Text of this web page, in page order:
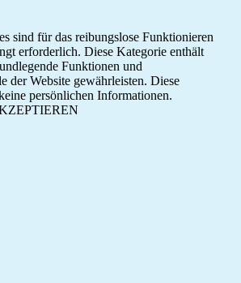
sind für das reibungslose Funktionieren
erforderlich. Diese Kategorie enthält
Funktionen und
der Website gewährleisten. Diese
persönlichen Informationen.